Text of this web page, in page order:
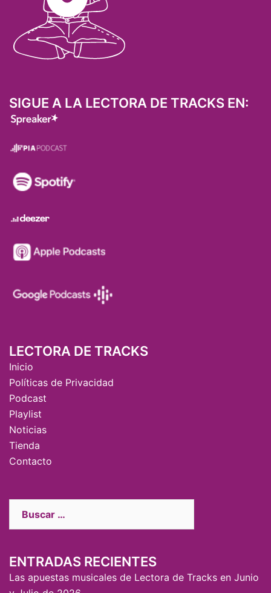
SIGUE A LA LECTORA DE TRACKS EN:
LECTORA DE TRACKS
Inicio
Políticas de Privacidad
Podcast
Playlist
Noticias
Tienda
Contacto
ENTRADAS RECIENTES
Las apuestas musicales de Lectora de Tracks en Junio